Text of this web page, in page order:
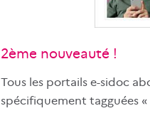
2ème nouveauté !
Tous les portails e-sidoc
spécifiquement tagguées «